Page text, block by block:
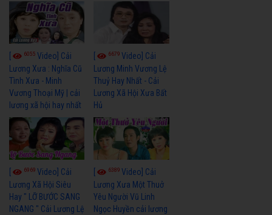
6055 Video] Cải
Lương Xưa : Nghĩa Cũ
Tình Xưa - Minh
Vương Thoại Mỹ | cải
lương xã hội hay nhất
6679Video] Cải
Lương Minh Vương Lệ
Thuỷ Hay Nhất - Cải
Lương Xã Hội Xưa Bất
Hủ
6969 Video] Cải
Lương Xã Hội Siêu
Hay " LỠ BƯỚC SANG
NGANG " Cải Lương Lệ
6389Video] Cải
Lương Xưa Một Thuở
Yêu Người Vũ Linh
Ngọc Huyền cải lương